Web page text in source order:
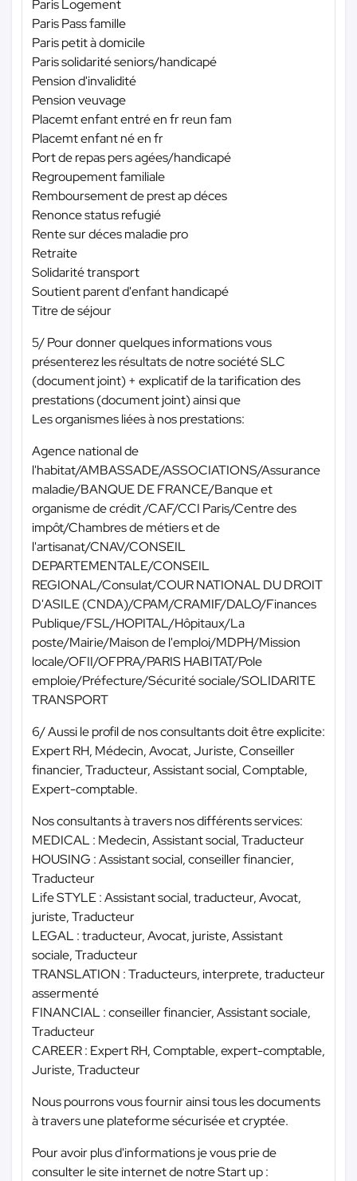
Paris Logement
Paris Pass famille
Paris petit à domicile
Paris solidarité seniors/handicapé
Pension d'invalidité
Pension veuvage
Placemt enfant entré en fr reun fam
Placemt enfant né en fr
Port de repas pers agées/handicapé
Regroupement familiale
Remboursement de prest ap déces
Renonce status refugié
Rente sur déces maladie pro
Retraite
Solidarité transport
Soutient parent d'enfant handicapé
Titre de séjour
5/ Pour donner quelques informations vous
présenterez les résultats de notre société SLC
(document joint) + explicatif de la tarification des
prestations (document joint) ainsi que
Les organismes liées à nos prestations:
Agence national de
l'habitat/AMBASSADE/ASSOCIATIONS/Assurance
maladie/BANQUE DE FRANCE/Banque et
organisme de crédit /CAF/CCI Paris/Centre des
impôt/Chambres de métiers et de
l'artisanat/CNAV/CONSEIL
DEPARTEMENTALE/CONSEIL
REGIONAL/Consulat/COUR NATIONAL DU DROIT
D'ASILE (CNDA)/CPAM/CRAMIF/DALO/Finances
Publique/FSL/HOPITAL/Hôpitaux/La
poste/Mairie/Maison de l'emploi/MDPH/Mission
locale/OFII/OFPRA/PARIS HABITAT/Pole
emploie/Préfecture/Sécurité sociale/SOLIDARITE
TRANSPORT
6/ Aussi le profil de nos consultants doit être explicite:
Expert RH, Médecin, Avocat, Juriste, Conseiller
financier, Traducteur, Assistant social, Comptable,
Expert-comptable.
Nos consultants à travers nos différents services:
MEDICAL : Medecin, Assistant social, Traducteur
HOUSING : Assistant social, conseiller financier,
Traducteur
Life STYLE : Assistant social, traducteur, Avocat,
juriste, Traducteur
LEGAL : traducteur, Avocat, juriste, Assistant
sociale, Traducteur
TRANSLATION : Traducteurs, interprete, traducteur
assermenté
FINANCIAL : conseiller financier, Assistant sociale,
Traducteur
CAREER : Expert RH, Comptable, expert-comptable,
Juriste, Traducteur
Nous pourrons vous fournir ainsi tous les documents
à travers une plateforme sécurisée et cryptée.
Pour avoir plus d'informations je vous prie de
consulter le site internet de notre Start up :